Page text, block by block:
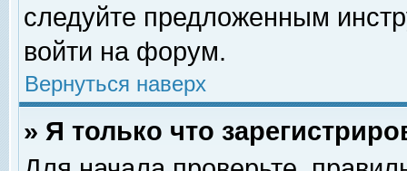
следуйте предложенным
войти на форум.
Вернуться наверх
» Я только что